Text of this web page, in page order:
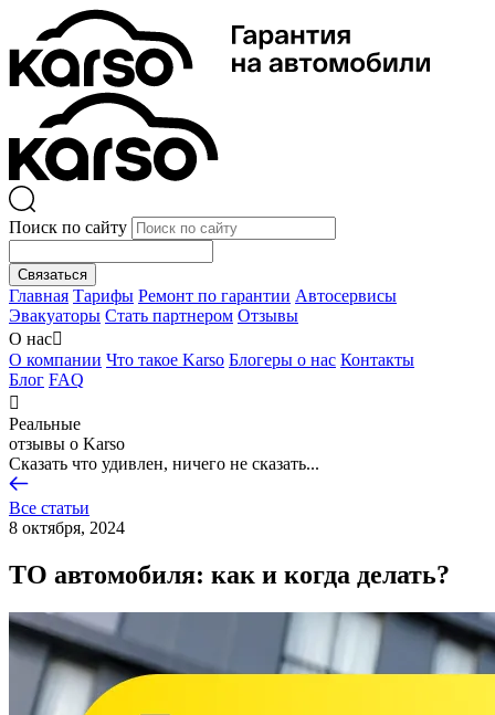
Поиск по сайту
Связаться
Главная Тарифы Ремонт по гарантии Автосервисы
Эвакуаторы Стать партнером Отзывы
О нас
О компании Что такое Karso Блогеры о нас Контакты
Блог FAQ

Реальные
отзывы о Karso
Сказать что удивлен, ничего не сказать...
Все статьи
8 октября, 2024
ТО автомобиля: как и когда делать?